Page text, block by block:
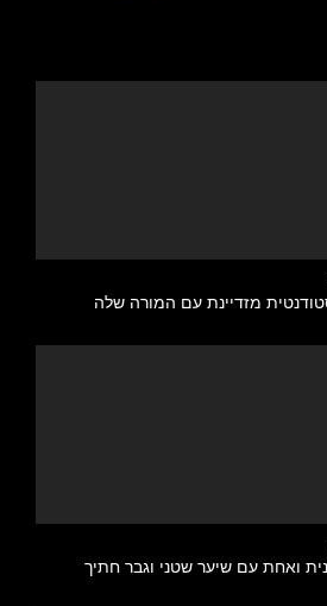
מזדיינת עם המורה שלה